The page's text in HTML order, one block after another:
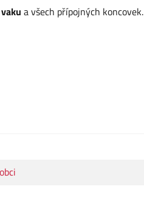
a všech přípojných koncovek.